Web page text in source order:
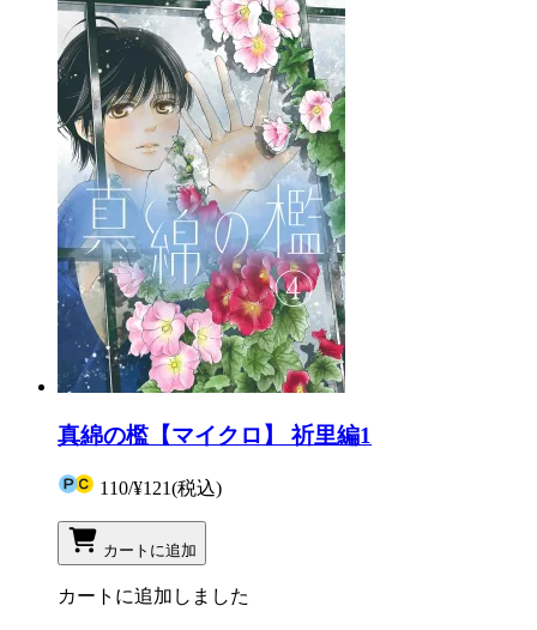
真綿の檻【マイクロ】 祈里編1
110/¥121(税込)
カートに追加
カートに追加しました